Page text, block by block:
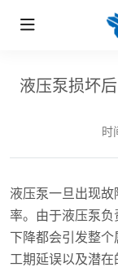
液压泵损坏
时
液压泵一旦出现
率。由于液压泵
下降都会引发整
工期延误以及潜在